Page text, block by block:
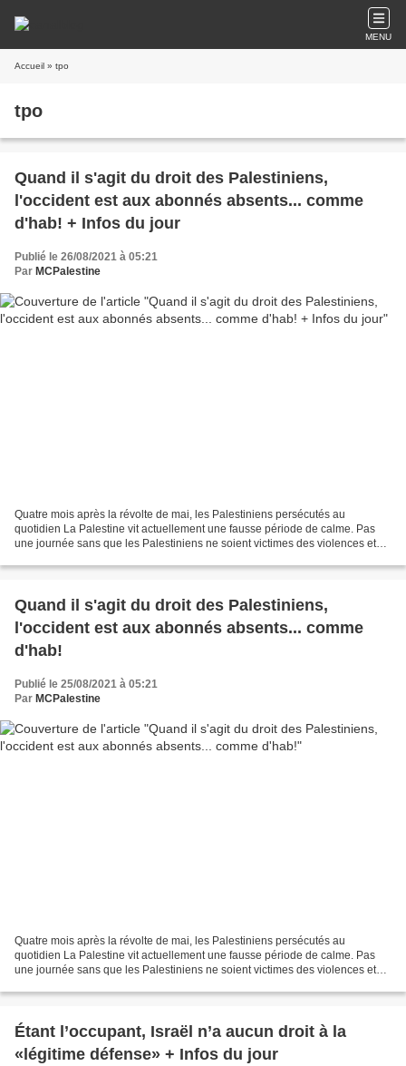
MENU
Accueil » tpo
tpo
Quand il s'agit du droit des Palestiniens,
l'occident est aux abonnés absents... comme
d'hab! + Infos du jour
Publié le 26/08/2021 à 05:21
Par MCPalestine
Quatre mois après la révolte de mai, les Palestiniens persécutés au
quotidien La Palestine vit actuellement une fausse période de calme. Pas
une journée sans que les Palestiniens ne soient victimes des violences et
Quand il s'agit du droit des Palestiniens,
l'occident est aux abonnés absents... comme
d'hab!
Publié le 25/08/2021 à 05:21
Par MCPalestine
Quatre mois après la révolte de mai, les Palestiniens persécutés au
quotidien La Palestine vit actuellement une fausse période de calme. Pas
une journée sans que les Palestiniens ne soient victimes des violences et
Étant l’occupant, Israël n’a aucun droit à la
«légitime défense» + Infos du jour